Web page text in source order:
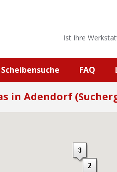
Ist Ihre
Scheibensuche FAQ
in Adendorf